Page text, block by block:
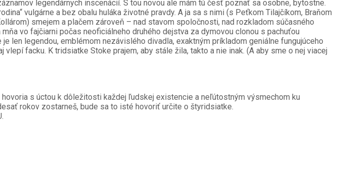
legendárnych inscenácií. S tou novou ale mám tú česť poznať sa osobne, bytostne.
vulgárne a bez obalu huláka životné pravdy. A ja sa s nimi (s Peťkom Tilajčíkom, Braňom
smejem a plačem zároveň – nad stavom spoločnosti, nad rozkladom súčasného
vo fajčiarni počas neoficiálneho druhého dejstva za dymovou clonou s pachuťou
len legendou, emblémom nezávislého divadla, exaktným príkladom geniálne fungujúceho
facku. K tridsiatke Stoke prajem, aby stále žila, takto a nie inak. (A aby sme o nej viacej
s úctou k dôležitosti každej ľudskej existencie a neľútostným výsmechom ku
rokov zostarneš, bude sa to isté hovoriť určite o štyridsiatke.